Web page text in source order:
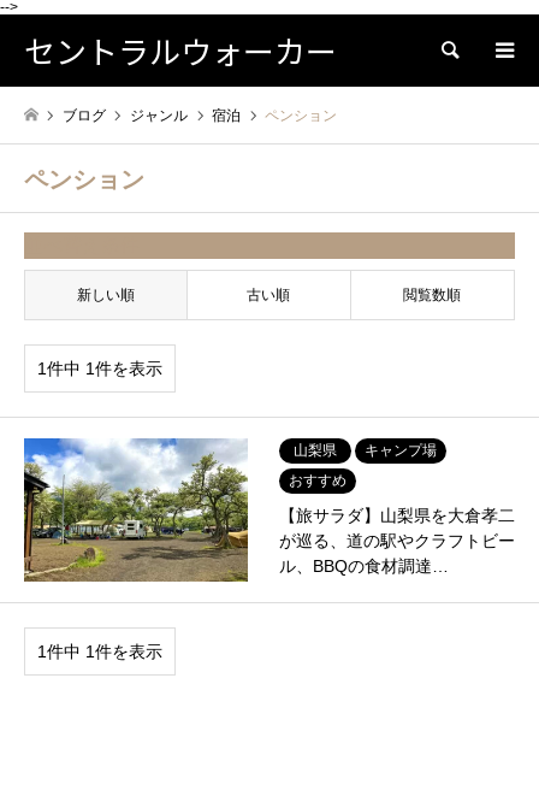
-->
セントラルウォーカー 検索
ブログ ジャンル 宿泊 ペンション
ペンション
新しい順 古い順 閲覧数順
1件中 1件を表示
山梨県
キャンプ場
おすすめ
【旅サラダ】山梨県を大倉孝二
が巡る、道の駅やクラフトビー
ル、BBQの食材調達…
1件中 1件を表示